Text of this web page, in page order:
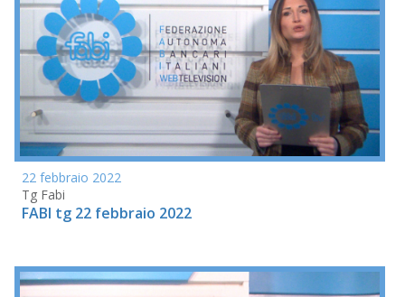
22 febbraio 2022
Tg Fabi
FABI tg 22 febbraio 2022